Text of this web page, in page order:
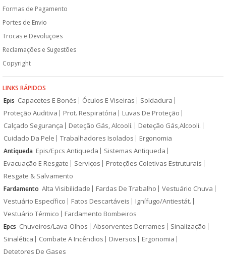
Formas de Pagamento
Portes de Envio
Trocas e Devoluções
Reclamações e Sugestões
Copyright
LINKS RÁPIDOS
Epis Capacetes E Bonés Óculos E Viseiras
Soldadura
Proteção Auditiva
Prot. Respiratória
Luvas De Proteção
Calçado Segurança
Deteção Gás, Alcoolí.
Deteção Gás,Alcooli.
Cuidado Da Pele
Trabalhadores Isolados Ergonomia
Antiqueda Epis/Epcs Antiqueda
Sistemas Antiqueda
Evacuação E Resgate
Serviços
Proteções Coletivas Estruturais
Resgate & Salvamento
Fardamento Alta Visibilidade Fardas De Trabalho
Vestuário Chuva
Vestuário Específico
Fatos Descartáveis
Ignífugo/Antiestát.
Vestuário Térmico
Fardamento Bombeiros
Epcs Chuveiros/Lava-Olhos Absorventes Derrames
Sinalização
Sinalética
Combate A Incêndios Diversos
Ergonomia
Detetores De Gases